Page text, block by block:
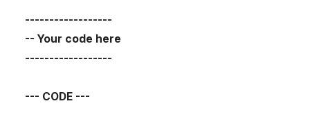
------------------
-- Your code here
------------------
--- CODE ---